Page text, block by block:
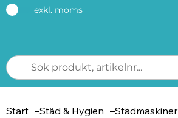
exkl. moms
Start Städ & Hygien
Städmaskiner